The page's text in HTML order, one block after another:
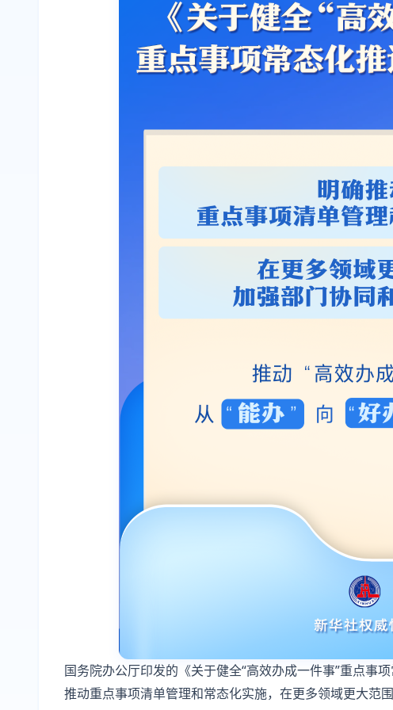
国务院办公厅印发的《关于健全“高效办成一件事”重点事
推动重点事项清单管理和常态化实施，在更多领域更大范